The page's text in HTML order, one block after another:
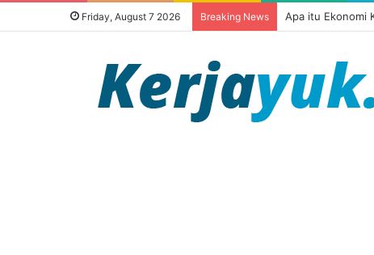
Friday, August 7 2026 Breaking News Apa itu Ekonomi